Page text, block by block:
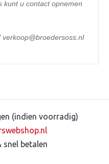
kunt u contact opnemen
(indien voorradig)
snel betalen